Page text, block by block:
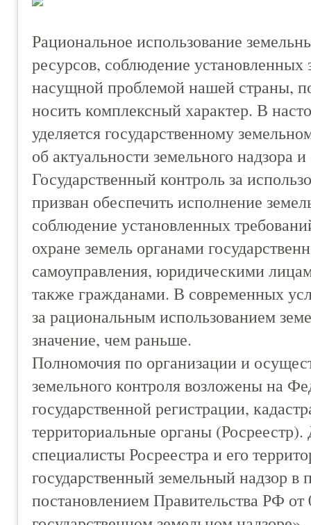
Рациональное использование
ресурсов, соблюдение установленных
насущной проблемой нашей страны,
носить комплексный характер. В
уделяется государственному
об актуальности земельного надзора
Государственный контроль за
призван обеспечить исполнение
соблюдение установленных
охране земель органами
самоуправления, юридическими
также гражданами. В современных
за рациональным использованием
значение, чем раньше.
Полномочия по организации и
земельного контроля возложены на
государственной регистрации,
территориальные органы
специалисты Росреестра и его
государственный земельный надзор в
постановлением Правительства РФ